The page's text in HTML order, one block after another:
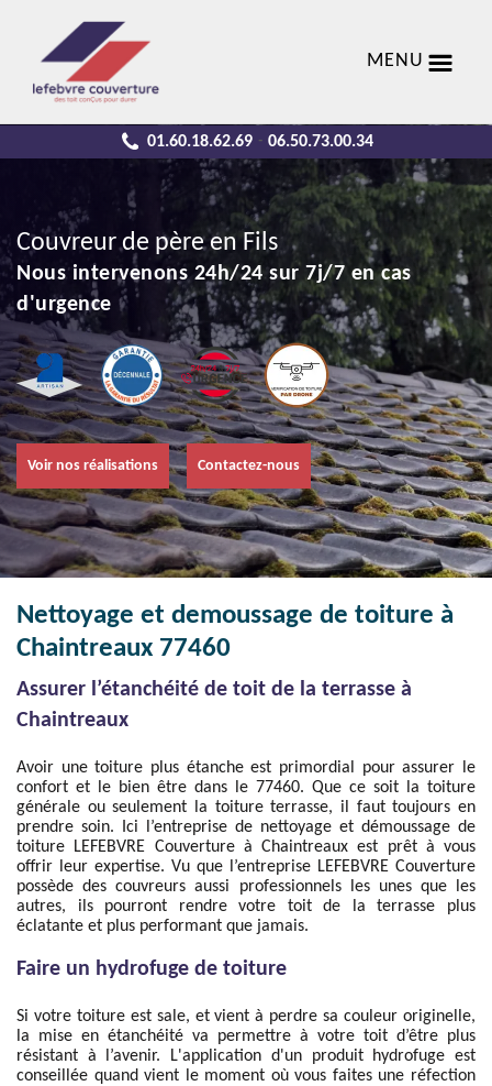
MENU
01.60.18.62.69 - 06.50.73.00.34
Couvreur de père en Fils
Nous intervenons 24h/24 sur 7j/7 en cas
d'urgence
Voir nos réalisations Contactez-nous
Nettoyage et demoussage de toiture à
Chaintreaux 77460
Assurer l’étanchéité de toit de la terrasse à
Chaintreaux
Avoir une toiture plus étanche est primordial pour assurer le
confort et le bien être dans le 77460. Que ce soit la toiture
générale ou seulement la toiture terrasse, il faut toujours en
prendre soin. Ici l’entreprise de nettoyage et démoussage de
toiture LEFEBVRE Couverture à Chaintreaux est prêt à vous
offrir leur expertise. Vu que l’entreprise LEFEBVRE Couverture
possède des couvreurs aussi professionnels les unes que les
autres, ils pourront rendre votre toit de la terrasse plus
éclatante et plus performant que jamais.
Faire un hydrofuge de toiture
Si votre toiture est sale, et vient à perdre sa couleur originelle,
la mise en étanchéité va permettre à votre toit d’être plus
résistant à l’avenir. L'application d'un produit hydrofuge est
conseillée quand vient le moment où vous faites une réfection